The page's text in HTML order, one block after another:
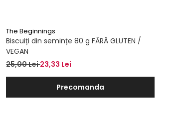
The Beginnings
Biscuiți din semințe 80 g FĂRĂ GLUTEN /
VEGAN
25,00 Lei23,33 Lei
Precomanda